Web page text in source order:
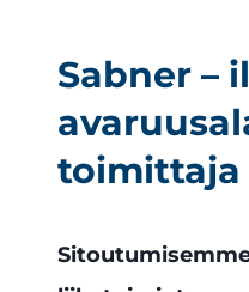
Sabner –
toimittaja